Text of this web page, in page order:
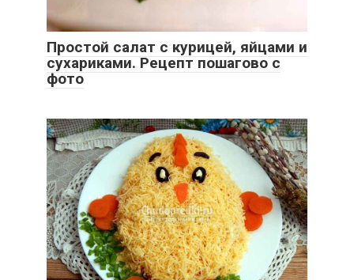
Простой салат с курицей, яйцами и
сухариками. Рецепт пошагово с
фото